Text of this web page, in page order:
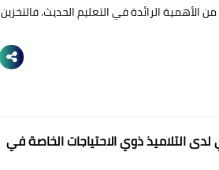
الأهمية الرائدة في التعليم الحديث. فالتخزين
التلاميذ ذوي الاحتياجات الخاصة في